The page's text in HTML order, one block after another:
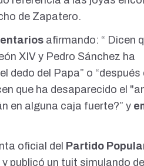
de Zapatero.
afirmando: “ Dicen
XIV y Pedro Sánchez ha
dedo del Papa” o
que ha desaparecido el
en alguna caja fuerte?” y
oficial del Partido
publicó un tuit simulando